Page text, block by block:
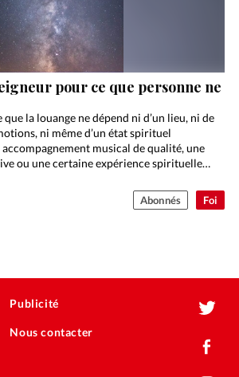
Foi
pour ce que personne ne
la louange ne dépend ni d’un lieu, ni de
ni même d’un état spirituel
musical de qualité, une
ou une certaine expérience spirituelle…
Abonnés
Publicité
Nous contacter